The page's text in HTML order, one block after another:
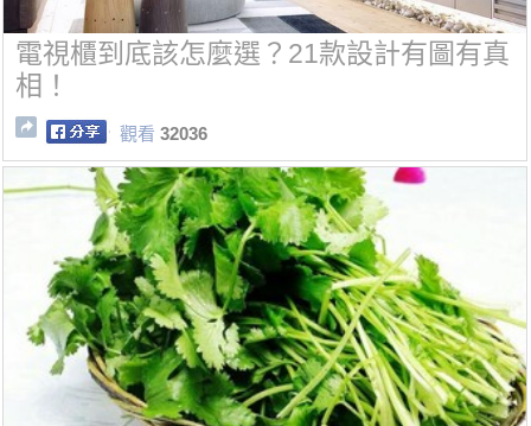
電視櫃到底該怎麼選？21款設計有圖有真
相！
觀看 32036